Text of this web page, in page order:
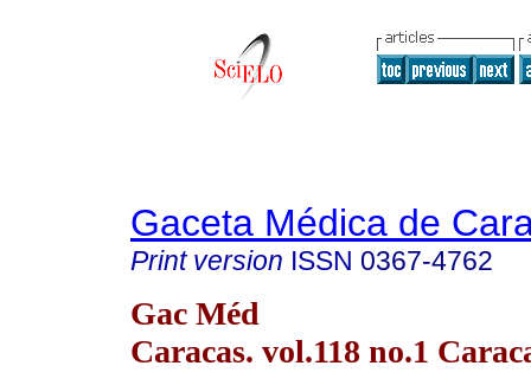
Gaceta Médica de
Print version ISSN 0367-4762
Gac Méd
Caracas. vol.118 no.1